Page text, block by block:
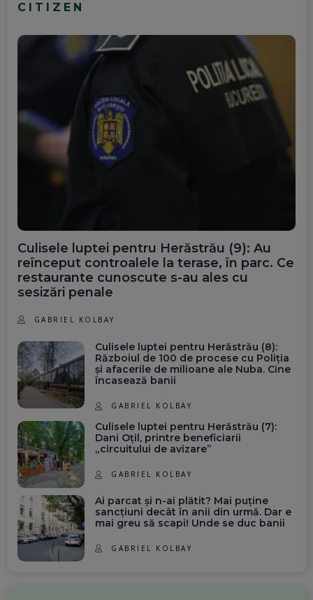
CITIZEN
Culisele luptei pentru Herăstrău (9): Au
reînceput controalele la terase, în parc. Ce
restaurante cunoscute s-au ales cu
sesizări penale
GABRIEL KOLBAY
Culisele luptei pentru Herăstrău (8):
Războiul de 100 de procese cu Poliția
și afacerile de milioane ale Nuba. Cine
încasează banii
GABRIEL KOLBAY
Culisele luptei pentru Herăstrău (7):
Dani Oțil, printre beneficiarii
„circuitului de avizare”
GABRIEL KOLBAY
Ai parcat și n-ai plătit? Mai puține
sancțiuni decât în anii din urmă. Dar e
mai greu să scapi! Unde se duc banii
GABRIEL KOLBAY